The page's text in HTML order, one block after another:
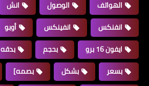
الهواتف
الوصول انش
انفنكس
انفينكس أوبو
ايفون 16 برو
بحجم بدقه
بسعر
بشكل بصمه]